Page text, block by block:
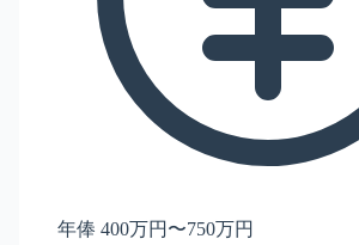
年俸 400万円〜750万円